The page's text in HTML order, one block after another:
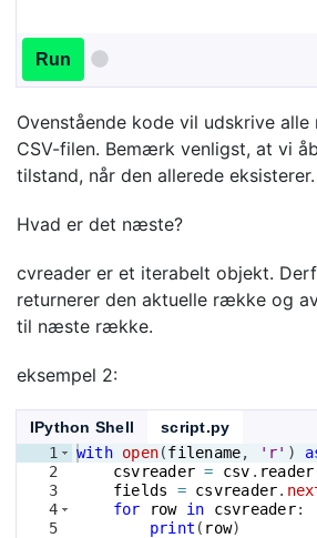
Run
Ovenstående kode vil udskrive
CSV-filen. Bemærk venligst, at vi
tilstand, når den allerede eksisterer.
Hvad er det næste?
cvreader er et iterabelt objekt.
returnerer den aktuelle række og
til næste række.
eksempel 2:
IPython Shell
script.py
1
2
3
4
5
with open(filename, 'r' )
csvreader = csv . reader
fields
= csvreader.
for
row in csvreader:
print ( row)